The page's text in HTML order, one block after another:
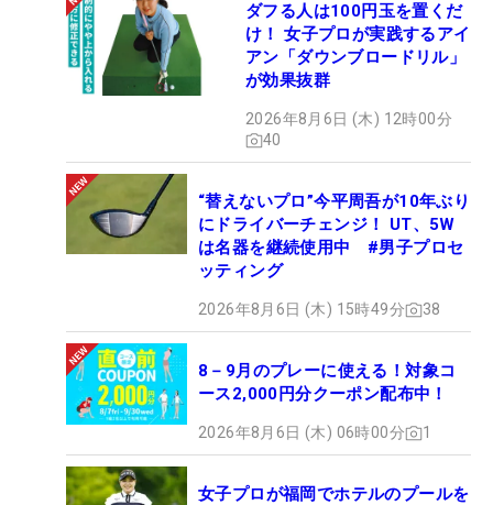
ダフる人は100円玉を置くだ
け！ 女子プロが実践するアイ
アン「ダウンブロードリル」
が効果抜群
2026年8月6日 (木) 12時00分
40
“替えないプロ”今平周吾が10年ぶり
にドライバーチェンジ！ UT、5W
は名器を継続使用中 #男子プロセ
ッティング
2026年8月6日 (木) 15時49分 38
8－9月のプレーに使える！対象コ
ース2,000円分クーポン配布中！
2026年8月6日 (木) 06時00分 1
女子プロが福岡でホテルのプールを